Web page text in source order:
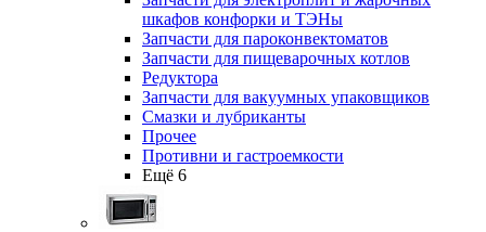
шкафов конфорки и ТЭНы
Запчасти для пароконвектоматов
Запчасти для пищеварочных котлов
Редуктора
Запчасти для вакуумных упаковщиков
Смазки и лубриканты
Прочее
Противни и гастроемкости
Ещё 6